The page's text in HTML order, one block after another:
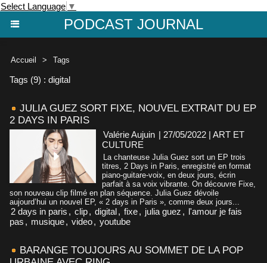
Select Language ▼
PODCAST JOURNAL
Accueil > Tags
Tags (9) : digital
JULIA GUEZ SORT FIXE, NOUVEL EXTRAIT DU EP
2 DAYS IN PARIS
Valérie Aujuin | 27/05/2022 | ART ET
CULTURE
La chanteuse Julia Guez sort un EP trois
titres, 2 Days in Paris, enregistré en format
piano-guitare-voix, en deux jours, écrin
parfait à sa voix vibrante. On découvre Fixe,
son nouveau clip filmé en plan séquence. Julia Guez dévoile
aujourd’hui un nouvel EP, « 2 days in Paris », comme deux jours...
2 days in paris , clip, digital, fixe, julia guez , l'amour je fais
pas , musique, video, youtube
BARANGE TOUJOURS AU SOMMET DE LA POP